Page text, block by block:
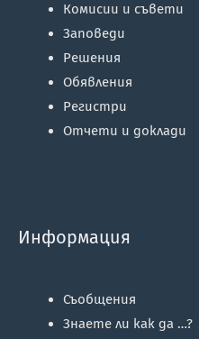
Комисии и съвети
Заповеди
Решения
Обявления
Регистри
Отчети и доклади
Информация
Съобщения
Знаете ли как да …?